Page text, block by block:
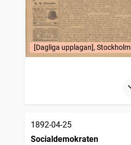
[Dagliga upplagan], Stockholm
1892-04-25
Socialdemokraten